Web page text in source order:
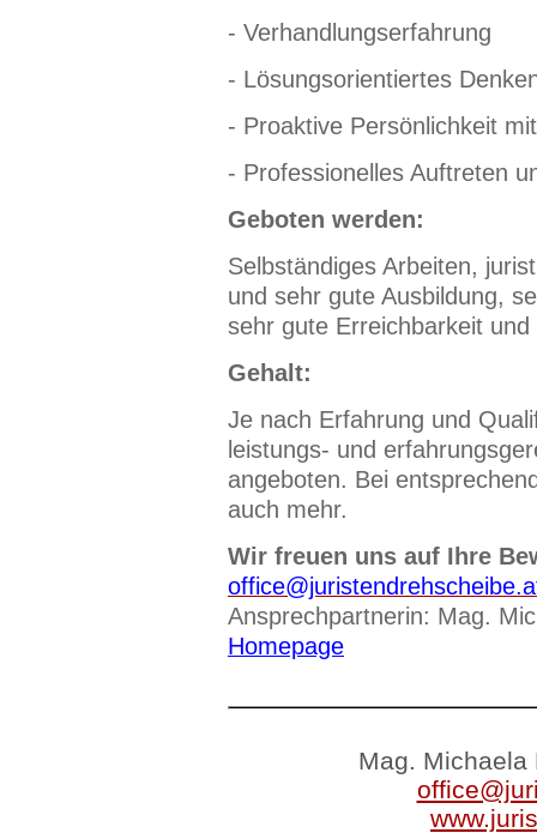
- Verhandlungserfahrung
- Lösungsorientiertes
- Proaktive Persönlichkeit
- Professionelles Auftreten
Geboten werden:
Selbständiges Arbeiten,
und sehr gute Ausbildung,
sehr gute Erreichbarkeit und
Gehalt:
Je nach Erfahrung und
leistungs- und
angeboten. Bei
auch mehr.
Wir freuen uns auf Ihre
Ansprechpartnerin: Mag.
Homepage
Mag. Michaela